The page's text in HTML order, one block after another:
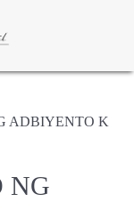
ADBIYENTO K
NG